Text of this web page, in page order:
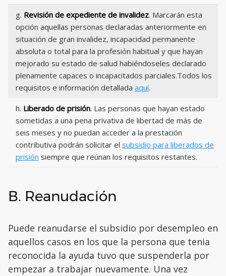
g. Revisión de expediente de invalidez. Marcarán esta
opción aquellas personas declaradas anteriormente en
situación de gran invalidez, incapacidad permanente
absoluta o total para la profesión habitual y que hayan
mejorado su estado de salud habiéndoseles declarado
plenamente capaces o incapacitados parciales.Todos los
requisitos e información detallada aquí.
h. Liberado de prisión. Las personas que hayan estado
sometidas a una pena privativa de libertad de más de
seis meses y no puedan acceder a la prestación
contributiva podrán solicitar el subsidio para liberados de
prisión siempre que reúnan los requisitos restantes.
B. Reanudación
Puede reanudarse el subsidio por desempleo en
aquellos casos en los que la persona que tenia
reconocida la ayuda tuvo que suspenderla por
empezar a trabajar nuevamente. Una vez